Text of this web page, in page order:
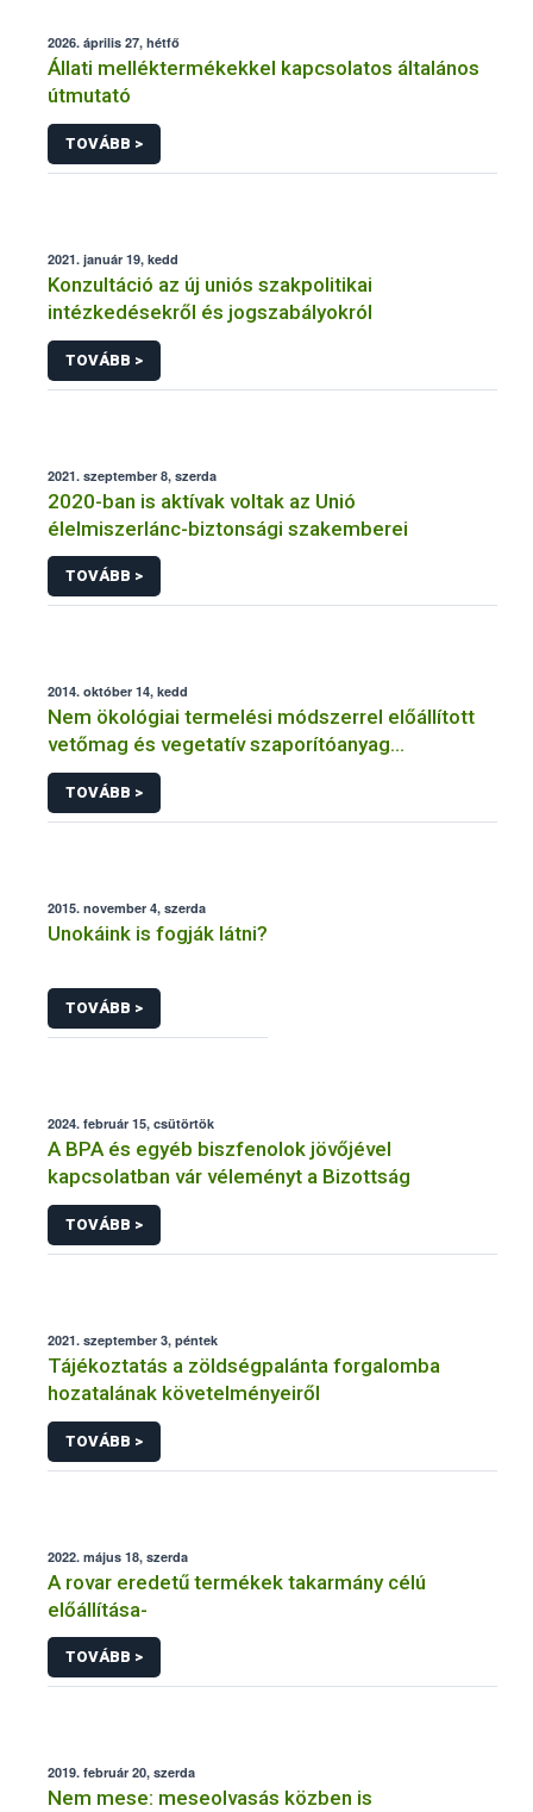
2026. április 27, hétfő
Állati melléktermékekkel kapcsolatos általános
útmutató
TOVÁBB >
2021. január 19, kedd
Konzultáció az új uniós szakpolitikai
intézkedésekről és jogszabályokról
TOVÁBB >
2021. szeptember 8, szerda
2020-ban is aktívak voltak az Unió
élelmiszerlánc-biztonsági szakemberei
TOVÁBB >
2014. október 14, kedd
Nem ökológiai termelési módszerrel előállított
vetőmag és vegetatív szaporítóanyag
felhasználásának engedélyezése ökológiai (bio)
gazdálkodás esetén
TOVÁBB >
2015. november 4, szerda
Unokáink is fogják látni?
TOVÁBB >
2024. február 15, csütörtök
A BPA és egyéb biszfenolok jövőjével
kapcsolatban vár véleményt a Bizottság
TOVÁBB >
2021. szeptember 3, péntek
Tájékoztatás a zöldségpalánta forgalomba
hozatalának követelményeiről
TOVÁBB >
2022. május 18, szerda
A rovar eredetű termékek takarmány célú
előállítása-
TOVÁBB >
2019. február 20, szerda
Nem mese: meseolvasás közben is